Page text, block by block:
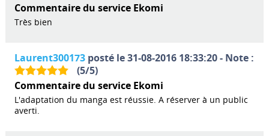
Commentaire du service Ekomi
Très bien
Laurent300173posté le 31-08-2016 18:33:20 - Note :
(5/5)
Commentaire du service Ekomi
L'adaptation du manga est réussie. A réserver à un public
averti.